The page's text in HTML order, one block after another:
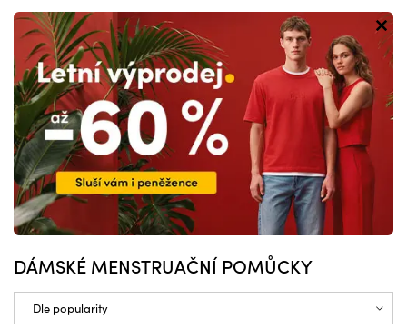
DÁMSKÉ MENSTRUAČNÍ POMŮCKY